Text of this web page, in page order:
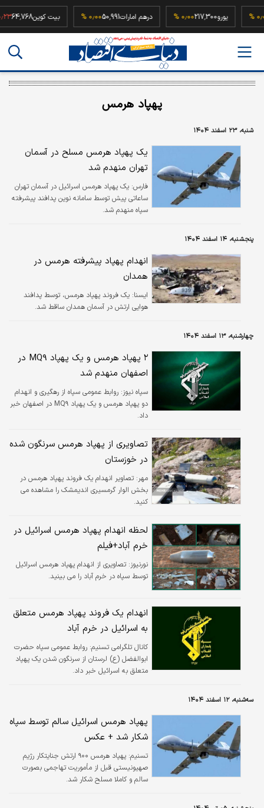
۰٫۰۰ % یورو217,300۰٫۰۰ % درهم امارات50,991۰٫۰۰ % بیت کوین64,768
پهپاد هرمس
شنبه، ۲۳ اسفند ۱۴۰۴
یک پهپاد هرمس مسلح در آسمان
تهران منهدم شد
فارس: یک پهپاد هرمس اسرائیل در آسمان تهران
ساعاتی پیش توسط سامانه نوین پدافند پیشرفته
سپاه منهدم شد.
پنجشنبه، ۱۴ اسفند ۱۴۰۴
انهدام پهپاد پیشرفته هرمس در
همدان
ایسنا: یک فروند پهپاد هرمس، توسط پدافند
هوایی ارتش در آسمان همدان ساقط شد.
چهارشنبه، ۱۳ اسفند ۱۴۰۴
۲ پهپاد هرمس و یک پهپاد MQ۹ در
اصفهان منهدم شد
سپاه نیوز: روابط عمومی سپاه از رهگیری و انهدام
دو پهپاد هرمس و یک پهپاد MQ۹ در اصفهان خبر
داد.
تصاویری از پهپاد هرمس سرنگون شده
در خوزستان
مهر: تصاویر انهدام یک فروند پهپاد هرمس در
بخش الوار گرمسیری اندیمشک را مشاهده می
کنید.
لحظه انهدام پهپاد هرمس اسرائیل در
خرم آباد+فیلم
نورنیوز: تصاویری از انهدام پهپاد هرمس اسرائیل
توسط سپاه در خرم آباد را می بینید.
انهدام یک فروند پهپاد هرمس متعلق
به اسرائیل در خرم آباد
کانال تلگرامی تسنیم: روابط عمومی سپاه حضرت
ابوالفضل (ع) لرستان از سرنگون شدن یک پهپاد
متعلق به اسرائیل خبر داد.
سه‌شنبه، ۱۲ اسفند ۱۴۰۴
پهپاد هرمس اسرائیل سالم توسط سپاه
شکار شد + عکس
تسنیم:
پهپاد هرمس ۹۰۰ ارتش جنایتکار رژیم
صهیونیستی قبل از مأموریت تهاجمی بصورت
سالم و کاملا مسلح شکار شد.